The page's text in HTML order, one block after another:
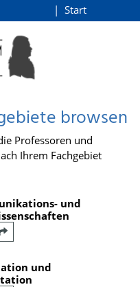
Start
browsen
Professoren und
Ihrem Fachgebiet
und
und